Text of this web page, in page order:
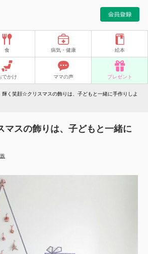
食 病気・健康 絵本
でかけ ママの声 プレゼント
輝く笑顔☆クリスマスの飾りは、子どもと一緒に手作りしよ
スの飾りは、子どもと一緒に